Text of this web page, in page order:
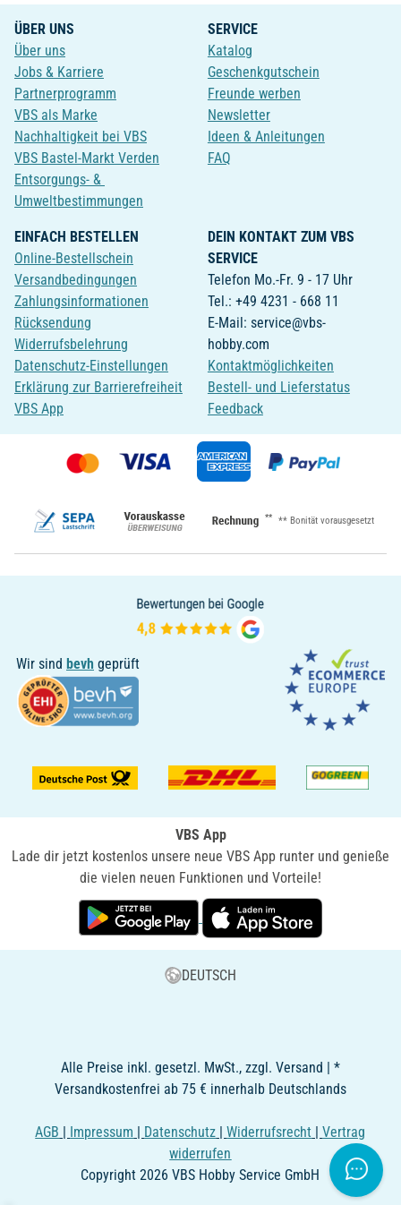
ÜBER UNS
Über uns
Jobs & Karriere
Partnerprogramm
VBS als Marke
Nachhaltigkeit bei VBS
VBS Bastel-Markt Verden
Entsorgungs- &
Umweltbestimmungen
SERVICE
Katalog
Geschenkgutschein
Freunde werben
Newsletter
Ideen & Anleitungen
FAQ
EINFACH BESTELLEN
Online-Bestellschein
Versandbedingungen
Zahlungsinformationen
Rücksendung
Widerrufsbelehrung
Datenschutz-Einstellungen
Erklärung zur Barrierefreiheit
VBS App
DEIN KONTAKT ZUM VBS
SERVICE
Telefon Mo.-Fr. 9 - 17 Uhr
Tel.: +49 4231 - 668 11
E-Mail: service@vbs-
hobby.com
Kontaktmöglichkeiten
Bestell- und Lieferstatus
Feedback
** ** Bonität vorausgesetzt
Wir sind bevh geprüft
VBS App
Lade dir jetzt kostenlos unsere neue VBS App runter und genieße
die vielen neuen Funktionen und Vorteile!
DEUTSCH
Alle Preise inkl. gesetzl. MwSt., zzgl. Versand | *
Versandkostenfrei ab 75 € innerhalb Deutschlands
AGB | Impressum | Datenschutz |Widerrufsrecht |Vertrag
widerrufen
Copyright 2026 VBS Hobby Service GmbH